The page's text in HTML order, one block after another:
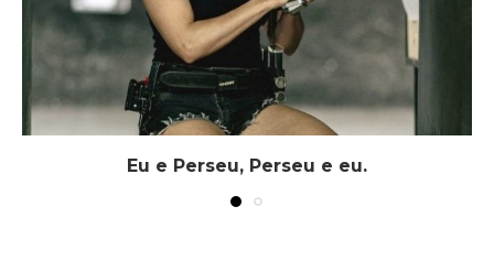
Eu e Perseu, Perseu e eu.